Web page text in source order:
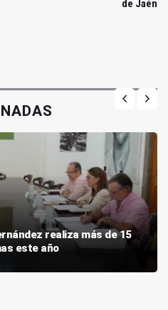
de Jaén
realiza más de 15
este año